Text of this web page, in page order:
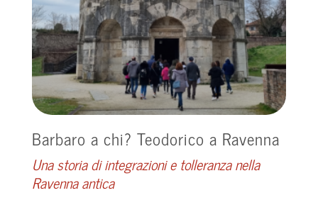
Barbaro a chi? Teodorico a Ravenna
Una storia di integrazioni e tolleranza nella
Ravenna antica